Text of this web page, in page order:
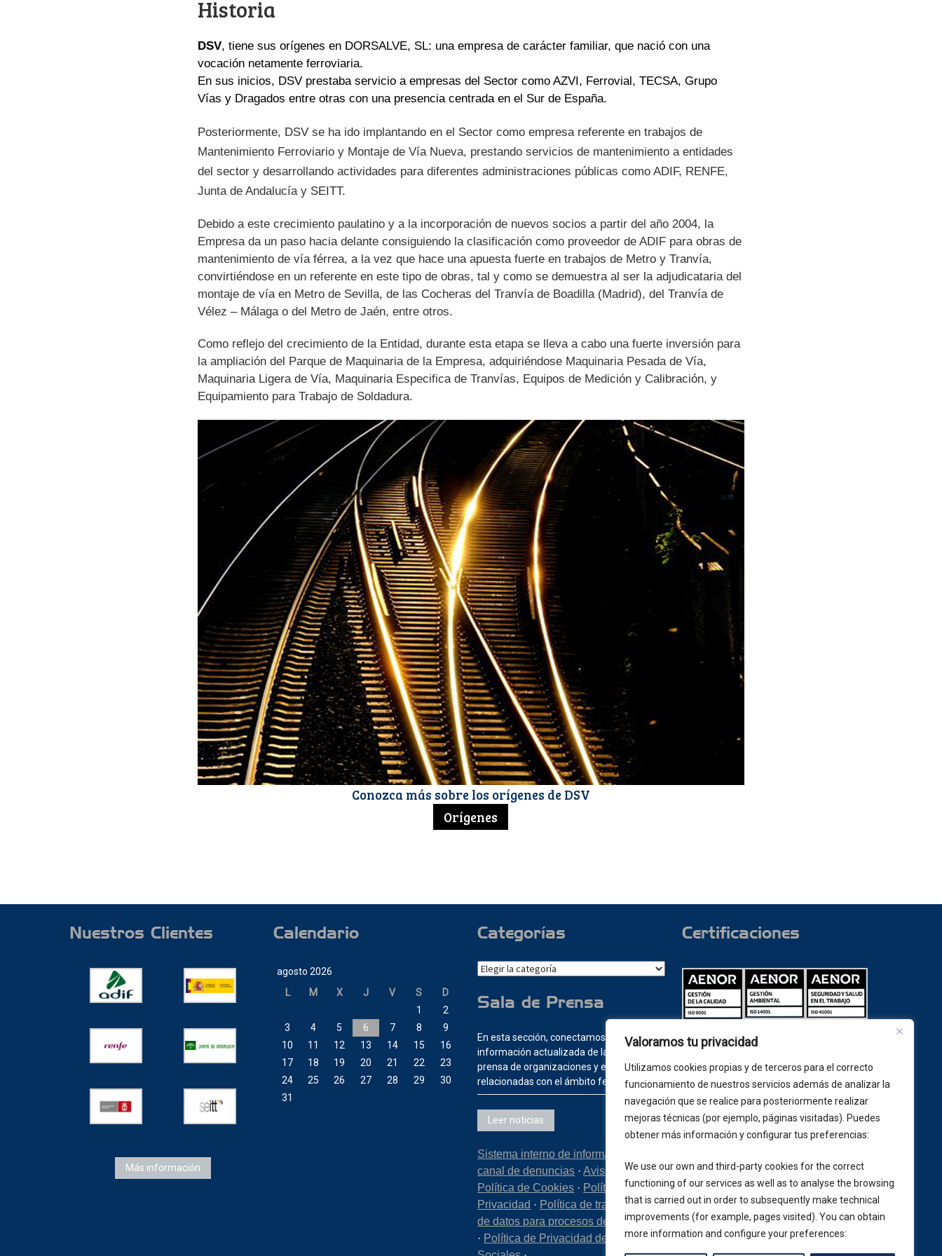
Valoramos tu privacidad
Utilizamos cookies propias y de terceros para el correcto
funcionamiento de nuestros servicios además de analizar la
navegación que se realice para posteriormente realizar
mejoras técnicas (por ejemplo, páginas visitadas). Puedes
obtener más información y configurar tus preferencias:
We use our own and third-party cookies for the correct
functioning of our services as well as to analyse the browsing
that is carried out in order to subsequently make technical
improvements (for example, pages visited). You can obtain
more information and configure your preferences:
Historia
DSV, tiene sus orígenes en DORSALVE, SL: una empresa de carácter familiar, que nació con una
vocación netamente ferroviaria.
En sus inicios, DSV prestaba servicio a empresas del Sector como AZVI, Ferrovial, TECSA, Grupo
Vías y Dragados entre otras con una presencia centrada en el Sur de España.
Posteriormente, DSV se ha ido implantando en el Sector como empresa referente en trabajos de
Mantenimiento Ferroviario y Montaje de Vía Nueva, prestando servicios de mantenimiento a entidades
del sector y desarrollando actividades para diferentes administraciones públicas como ADIF, RENFE,
Junta de Andalucía y SEITT.
Debido a este crecimiento paulatino y a la incorporación de nuevos socios a partir del año 2004, la
Empresa da un paso hacia delante consiguiendo la clasificación como proveedor de ADIF para obras de
mantenimiento de vía férrea, a la vez que hace una apuesta fuerte en trabajos de Metro y Tranvía,
convirtiéndose en un referente en este tipo de obras, tal y como se demuestra al ser la adjudicataria del
montaje de vía en Metro de Sevilla, de las Cocheras del Tranvía de Boadilla (Madrid), del Tranvía de
Vélez – Málaga o del Metro de Jaén, entre otros.
Como reflejo del crecimiento de la Entidad, durante esta etapa se lleva a cabo una fuerte inversión para
la ampliación del Parque de Maquinaria de la Empresa, adquiriéndose Maquinaria Pesada de Vía,
Maquinaria Ligera de Vía, Maquinaria Especifica de Tranvías, Equipos de Medición y Calibración, y
Equipamiento para Trabajo de Soldadura.
Conozca más sobre los orígenes de DSV
Orígenes
Nuestros Clientes
Más información
Calendario
agosto 2026
L
M X J V S
D
1
2
3
4 5 6 7 8
9
10
11 12 13 14 15
16
17
18 19 20 21 22
23
24
25 26 27 28 29
30
31
Categorías
Categorías
Sala de Prensa
En esta sección, conectamos con la
información actualizada de las salas de
prensa de organizaciones y entidades
relacionadas con el ámbito ferroviario.
Leer noticias
Sistema interno de información y
canal de denuncias ·Aviso Legal·
Política de Cookies · Política de
Privacidad · Política de tratamiento
de datos para procesos de selección
· Política de Privacidad de Redes
Certificaciones